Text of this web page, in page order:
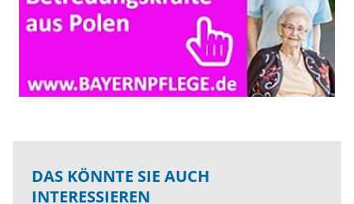
DAS KÖNNTE SIE AUCH
INTERESSIEREN